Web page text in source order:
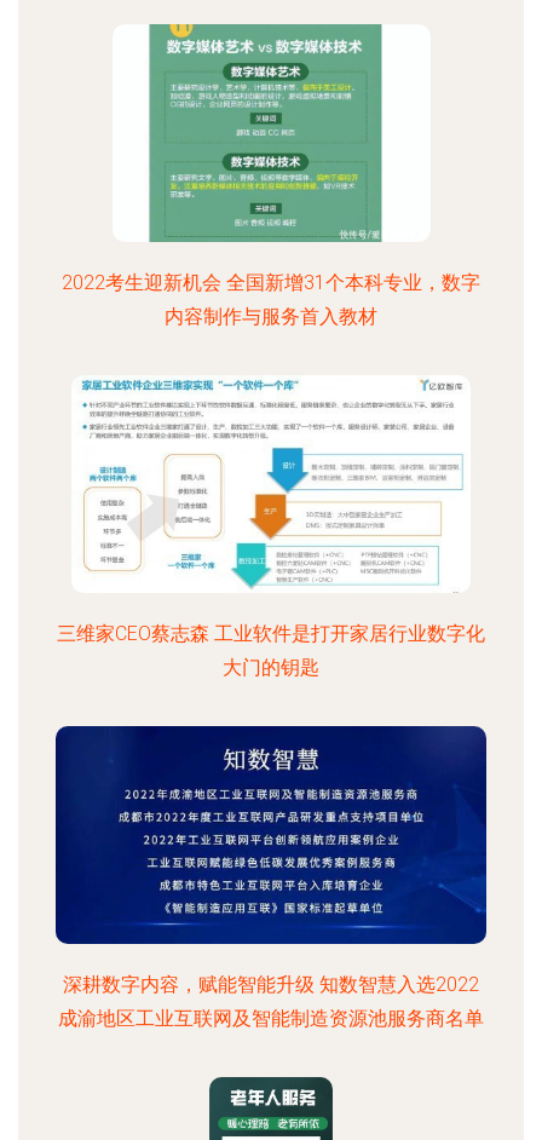
2022考生迎新机会 全国新增31个本科专业，数字
内容制作与服务首入教材
三维家CEO蔡志森 工业软件是打开家居行业数字化
大门的钥匙
深耕数字内容，赋能智能升级 知数智慧入选2022
成渝地区工业互联网及智能制造资源池服务商名单